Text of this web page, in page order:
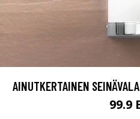
AINUTKERTAINEN
99.9